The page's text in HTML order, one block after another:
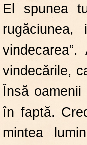
El spunea
vindecările,
Însă
în faptă.
mintea